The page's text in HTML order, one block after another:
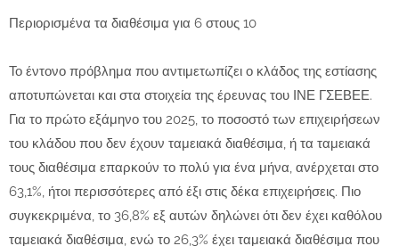
Περιορισμένα τα διαθέσιμα για 6 στους 10
Το έντονο πρόβλημα που αντιμετωπίζει ο κλάδος της εστίασης
αποτυπώνεται και στα στοιχεία της έρευνας του ΙΝΕ ΓΣΕΒΕΕ.
Για το πρώτο εξάμηνο του 2025, το ποσοστό των επιχειρήσεων
του κλάδου που δεν έχουν ταμειακά διαθέσιμα, ή τα ταμειακά
τους διαθέσιμα επαρκούν το πολύ για ένα μήνα, ανέρχεται στο
63,1%, ήτοι περισσότερες από έξι στις δέκα επιχειρήσεις. Πιο
συγκεκριμένα, το 36,8% εξ αυτών δηλώνει ότι δεν έχει καθόλου
ταμειακά διαθέσιμα, ενώ το 26,3% έχει ταμειακά διαθέσιμα που